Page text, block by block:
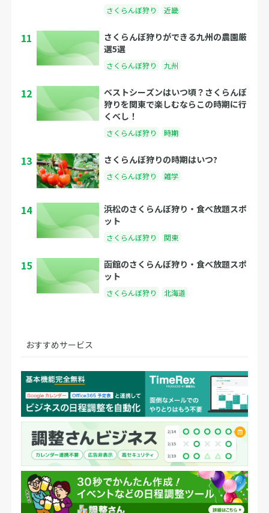
さくらんぼ狩り 近畿
11
さくらんぼ狩りができる九州の農園厳
選5選
さくらんぼ狩り 九州
12
ベストシーズンはいつ頃？さくらんぼ
狩りを関東で楽しむならこの時期に行
くべし！
さくらんぼ狩り 時期
13 さくらんぼ狩りの時期はいつ?
さくらんぼ狩り 雑学
14
浜松のさくらんぼ狩り・食べ放題スポ
ット
さくらんぼ狩り 関東
15
函館のさくらんぼ狩り・食べ放題スポ
ット
さくらんぼ狩り 北海道
おすすめサービス